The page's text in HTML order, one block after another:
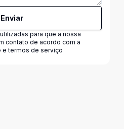
Enviar
para que a nossa
contato de acordo com a
termos de serviço